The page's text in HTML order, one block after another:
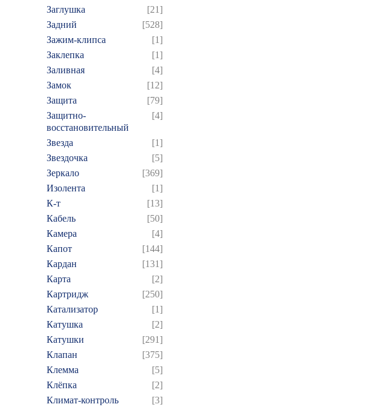
Заглушка
[21]
Задний
[528]
Зажим-клипса
[1]
Заклепка
[1]
Заливная
[4]
Замок
[12]
Защита
[79]
Защитно-
восстановительный
[4]
Звезда
[1]
Звездочка
[5]
Зеркало
[369]
Изолента
[1]
К-т
[13]
Кабель
[50]
Камера
[4]
Капот
[144]
Кардан
[131]
Карта
[2]
Картридж
[250]
Катализатор
[1]
Катушка
[2]
Катушки
[291]
Клапан
[375]
Клемма
[5]
Клёпка
[2]
Климат-контроль
[3]